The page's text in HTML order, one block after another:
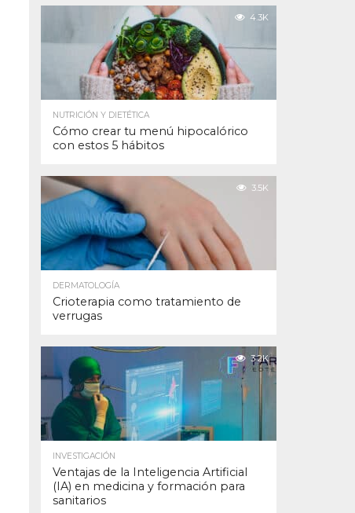
4.3K
NUTRICIÓN Y DIETÉTICA
Cómo crear tu menú hipocalórico
con estos 5 hábitos
3.5K
DERMATOLOGÍA
Crioterapia como tratamiento de
verrugas
3.2K
INVESTIGACIÓN
Ventajas de la Inteligencia Artificial
(IA) en medicina y formación para
sanitarios